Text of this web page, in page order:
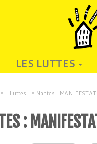
LES LUTTES
» Luttes » Nantes :
: